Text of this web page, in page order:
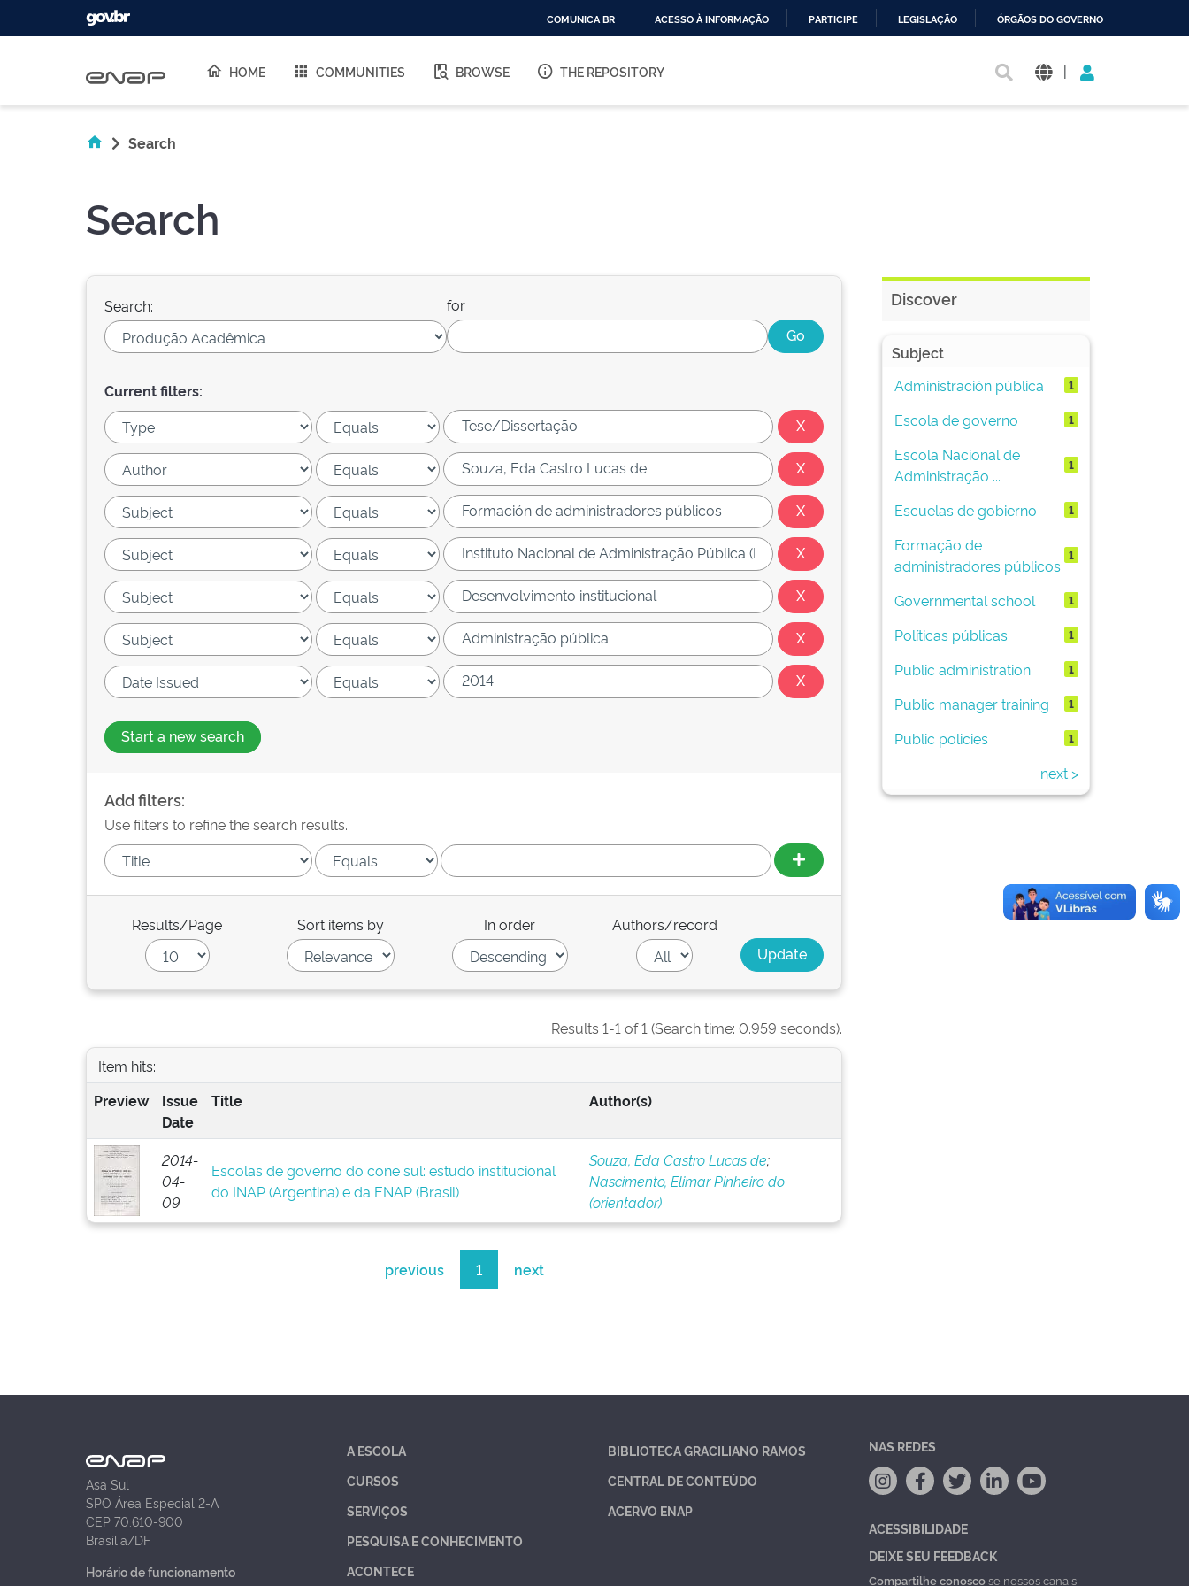
O
COMUNICA BR ACESSO À INFORMAÇÃO PARTICIPE LEGISLAÇÃO ÓRGÃOS DO GOVERNO
HOME COMMUNITIES BROWSE THE REPOSITORY |
Search
Search
Search: for
Current filters:
Start a new search
Add filters:
Use filters to refine the search results.
Results/Page Sort items by In order Authors/record
Results 1-1 of 1 (Search time: 0.959 seconds).
Item hits:
Preview
Issue
Date
Title Author(s)
2014-
04-
09
Escolas de governo do cone sul: estudo institucional
do INAP (Argentina) e da ENAP (Brasil)
Souza, Eda Castro Lucas de;
Nascimento, Elimar Pinheiro do
(orientador)
previous 1 next
Discover
Subject
Administración pública
1
Escola de governo 1
Escola Nacional de
Administração ...
1
Escuelas de gobierno 1
Formação de
administradores públicos
1
Governmental school 1
Políticas públicas 1
Public administration 1
Public manager training 1
Public policies 1
next >
Asa Sul
SPO Área Especial 2-A
CEP 70.610-900
Brasília/DF
Horário de funcionamento
A ESCOLA
CURSOS
SERVIÇOS
PESQUISA E CONHECIMENTO
ACONTECE
BIBLIOTECA GRACILIANO RAMOS
CENTRAL DE CONTEÚDO
ACERVO ENAP
NAS REDES
ACESSIBILIDADE
DEIXE SEU FEEDBACK
Compartilhe conoscose nossos canais